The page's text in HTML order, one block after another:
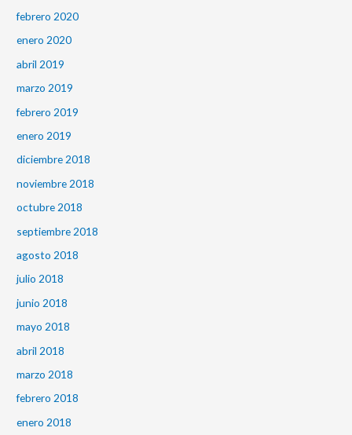
febrero 2020
enero 2020
abril 2019
marzo 2019
febrero 2019
enero 2019
diciembre 2018
noviembre 2018
octubre 2018
septiembre 2018
agosto 2018
julio 2018
junio 2018
mayo 2018
abril 2018
marzo 2018
febrero 2018
enero 2018